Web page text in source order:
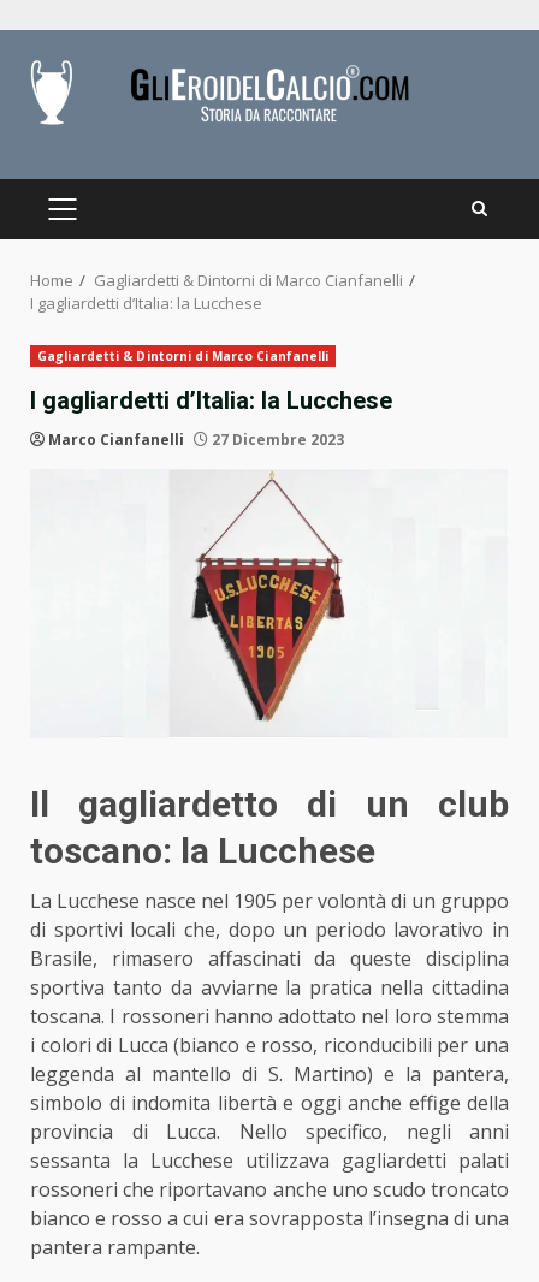
content
PRIMARY
Home
Gagliardetti & Dintorni di Marco Cianfanelli
I gagliardetti d’Italia: la Lucchese
Gagliardetti & Dintorni di Marco Cianfanelli
I gagliardetti d’Italia: la Lucchese
Marco Cianfanelli 27 Dicembre 2023
Il gagliardetto di un club
toscano: la Lucchese
La Lucchese nasce nel 1905 per volontà di un gruppo
di sportivi locali che, dopo un periodo lavorativo in
Brasile, rimasero affascinati da queste disciplina
sportiva tanto da avviarne la pratica nella cittadina
toscana. I rossoneri hanno adottato nel loro stemma
i colori di Lucca (bianco e rosso, riconducibili per una
leggenda al mantello di S. Martino) e la pantera,
simbolo di indomita libertà e oggi anche effige della
provincia di Lucca. Nello specifico, negli anni
sessanta la Lucchese utilizzava gagliardetti palati
rossoneri che riportavano anche uno scudo troncato
bianco e rosso a cui era sovrapposta l’insegna di una
pantera rampante.